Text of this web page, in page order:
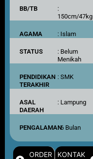
BB/TB
:
150cm/47kg
AGAMA : Islam
STATUS
: Belum
Menikah
PENDIDIKAN
TERAKHIR
: SMK
ASAL
DAERAH
: Lampung
PENGALAMAN: 6 Bulan
ORDER
KONTAK